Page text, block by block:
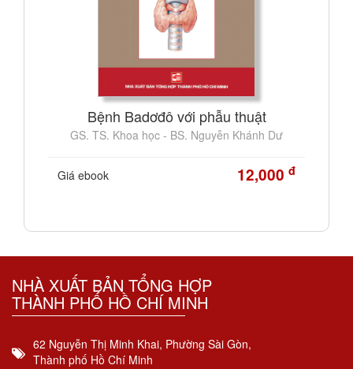
Bệnh Badơđô với phẫu thuật
GS. TS. Khoa học - BS. Nguyễn Khánh Dư
Giá ebook 12,000 đ
NHÀ XUẤT BẢN TỔNG HỢP
THÀNH PHỐ HỒ CHÍ MINH
62 Nguyễn Thị Minh Khai, Phường Sài Gòn,
Thành phố Hồ Chí Minh